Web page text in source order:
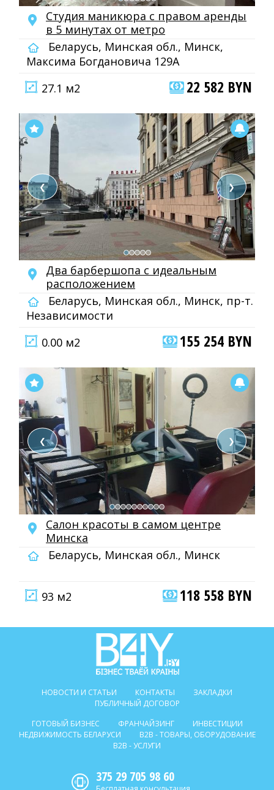
Студия маникюра с правом аренды
в 5 минутах от метро
Беларусь, Минская обл., Минск,
Максима Богдановича 129А
27.1 м2
22 582 BYN
❮ ❯
Два барбершопа с идеальным
расположением
Беларусь, Минская обл., Минск, пр-т.
Независимости
0.00 м2
155 254 BYN
❮ ❯
Салон красоты в самом центре
Минска
Беларусь, Минская обл., Минск
93 м2 118 558 BYN
НОВОСТИ И СТАТЬИ КОНТАКТЫ
ЗАКЛАДКИ
ПУБЛИЧНЫЙ ДОГОВОР
ГОТОВЫЙ БИЗНЕС
ФРАНЧАЙЗИНГ
ИНВЕСТИЦИИ
НЕДВИЖИМОСТЬ БЕЛАРУСИ
B2B - ТОВАРЫ, ОБОРУДОВАНИЕ
B2B - УСЛУГИ
375 29 705 98 60